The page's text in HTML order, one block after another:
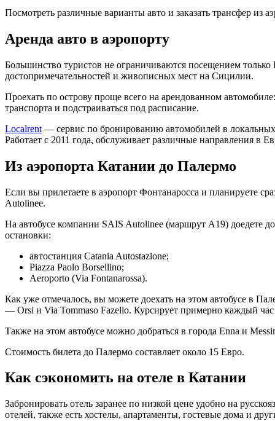
Посмотреть различные варианты авто и заказать трансфер из
Аренда авто в аэропорту
Большинство туристов не ограничиваются посещением
достопримечательностей и живописных мест на Сицилии.
Проехать по острову проще всего на арендованном
транспорта и подстраиваться под расписание.
Localrent — сервис по бронированию автомобилей в
Работает с 2011 года, обслуживает различные направления в
Из аэропорта Катании до Палермо
Если вы прилетаете в аэропорт Фонтанаросса и планируете
Autolinee.
На автобусе компании SAIS Autolinee (маршрут А19) доедете
остановки:
автостанция Catania Autostazione;
Piazza Paolo Borsellino;
Aeroporto (Via Fontanarossa).
Как уже отмечалось, вы можете доехать на этом автобусе в
— Orsi и Via Tommaso Fazello. Курсирует примерно каждый час
Также на этом автобусе можно добраться в города Enna и
Стоимость билета до Палермо составляет около 15 Евро.
Как сэкономить на отеле в Катании
Забронировать отель заранее по низкой цене удобно на
отелей, также есть хостелы, апартаменты, гостевые дома и